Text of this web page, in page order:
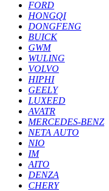
FORD
HONGQI
DONGFENG
BUICK
GWM
WULING
VOLVO
HIPHI
GEELY
LUXEED
AVATR
MERCEDES-BENZ
NETA AUTO
NIO
IM
AITO
DENZA
CHERY